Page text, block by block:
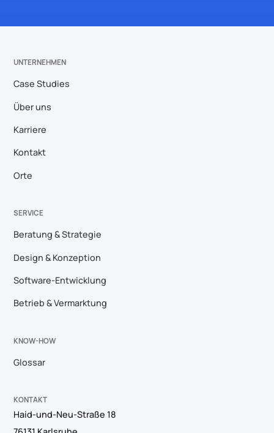
UNTERNEHMEN
Case Studies
Über uns
Karriere
Kontakt
Orte
SERVICE
Beratung & Strategie
Design & Konzeption
Software-Entwicklung
Betrieb & Vermarktung
KNOW-HOW
Glossar
KONTAKT
Haid-und-Neu-Straße 18